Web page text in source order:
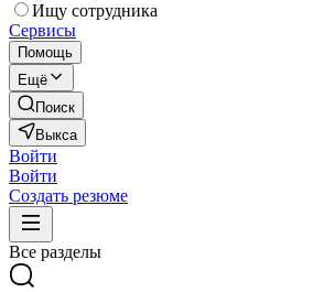
Ищу сотрудника
Сервисы
Помощь
Ещё
Поиск
Выкса
Войти
Войти
Создать резюме
Все разделы